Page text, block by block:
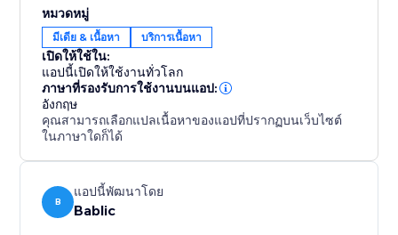
your team.
All translations are 100% SEO friendly, which means
you will increase your exposure and visibility in all the
local search engines.
หมวดหมู่
มีเดีย & เนื้อหา บริการเนื้อหา
เปิดให้ใช้ใน:
แอปนี้เปิดให้ใช้งานทั่วโลก
ภาษาที่รองรับการใช้งานบนแอป:
อังกฤษ
คุณสามารถเลือกแปลเนื้อหาของแอปที่ปรากฏบนเว็บไซต์
ในภาษาใดก็ได้
B
แอปนี้พัฒนาโดย
Bablic